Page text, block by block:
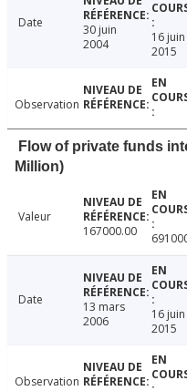
Date
30 juin
2004
16 juin
2015
Observation
Flow of private funds
Million)
Valeur
167000.00
Date
13 mars
2006
16 juin
2015
Observation